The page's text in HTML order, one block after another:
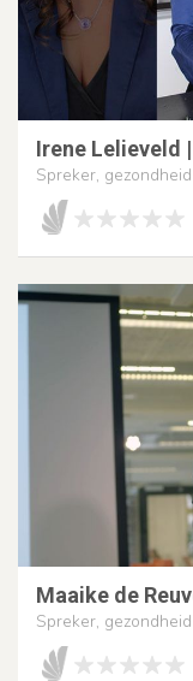
Irene Lelieveld
Spreker,
Maaike de
Spreker,